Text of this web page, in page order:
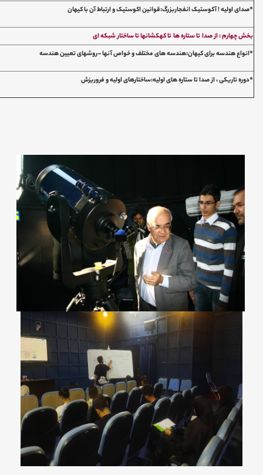
*صدای اولیه ! آکوستیک انفجاربزرگ:قوانین اکوستیک و ارتباط آن با کیهان
بخش چهارم : از صدا تا ستاره ها تا کهکشانها تا ساختار شبکه ای
*انواع هندسه برای کیهان:هندسه های مختلف و خواص آنها –روشهای تعیین هندسه
*دوره تاریکی ، از صدا تا ستاره های اولیه:ساختارهای اولیه و فروریزش